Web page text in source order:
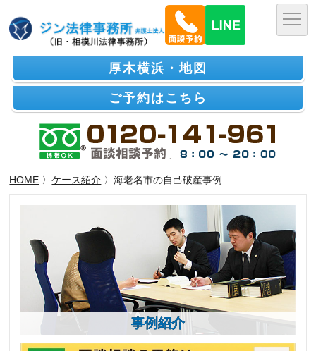
厚木横浜・地図
ご予約はこちら
HOME 〉ケース紹介 〉海老名市の自己破産事例
事例紹介